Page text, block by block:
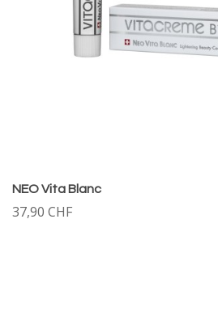
NEO Vita Blanc
37,90 CHF